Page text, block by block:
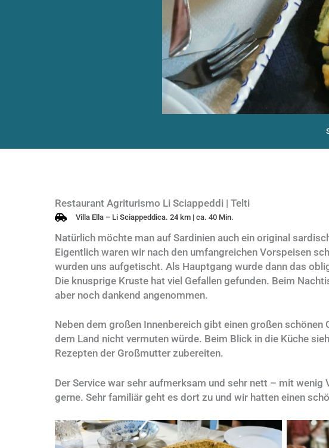
Restaurant Agriturismo Li Sciappeddi | Telti
Villa Ella – Li Sciappeddica. 24 km | ca. 40 Min.
Natürlich möchte man auf Sardinien auch ein original
Eigentlich waren wir nach den umfangreichen Vorspeisen
wurden uns aufgetischt. Als Hauptgang wurde dann das
Die knusprige Kruste hat viel Gefallen gefunden. Beim
aber noch dankend angenommen.
Neben dem großen Innenbereich gibt einen großen
dem Land nicht vermuten würde. Beim Blick in die Küche
Rezepten der Großmutter zubereiten.
Der Service war sehr aufmerksam und sehr nett – mit
gerne. Sehr familiär geht es dort zu und wir hatten einen